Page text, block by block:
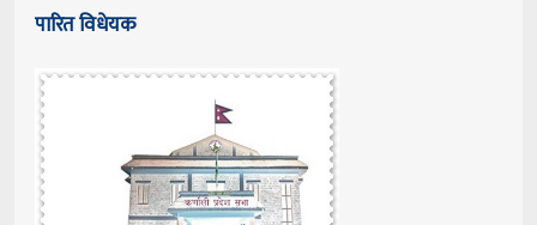
पारित विधेयक